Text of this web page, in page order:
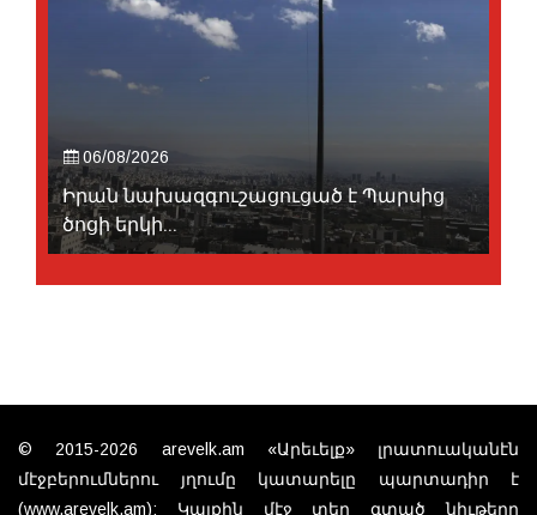
06/08/2026
Իրան նախազգուշացուցած է Պարսից
ծոցի երկի...
© 2015-2026 arevelk.am «Արեւելք» լրատուականէն
մէջբերումներու յղումը կատարելը պարտադիր է
(www.arevelk.am): Կայքին մէջ տեղ գտած նիւթերը